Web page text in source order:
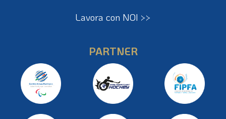
Lavora con NOI >>
PARTNER